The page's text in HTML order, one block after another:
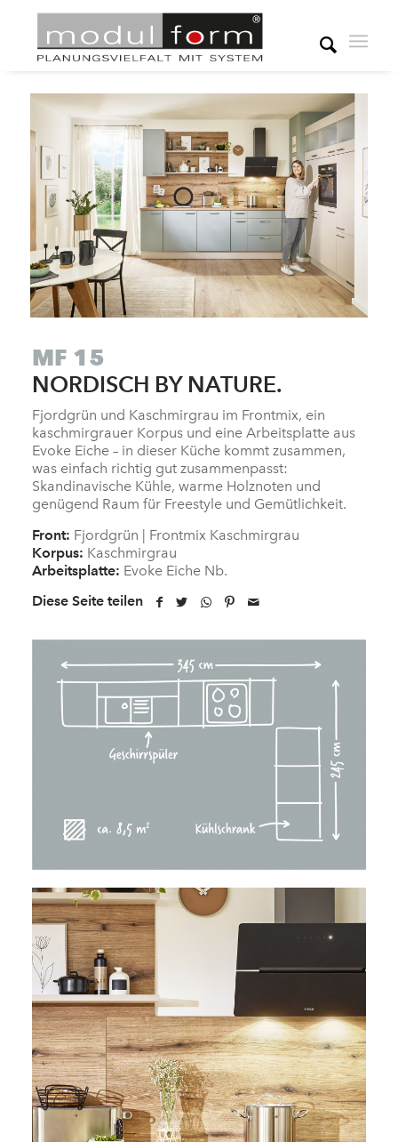
MF 15
NORDISCH BY NATURE.
Fjordgrün und Kaschmirgrau im Frontmix, ein
kaschmirgrauer Korpus und eine Arbeitsplatte aus
Evoke Eiche – in dieser Küche kommt zusammen,
was einfach richtig gut zusammenpasst:
Skandinavische Kühle, warme Holznoten und
genügend Raum für Freestyle und Gemütlichkeit.
Front: Fjordgrün | Frontmix Kaschmirgrau
Korpus: Kaschmirgrau
Arbeitsplatte: Evoke Eiche Nb.
Diese Seite teilen